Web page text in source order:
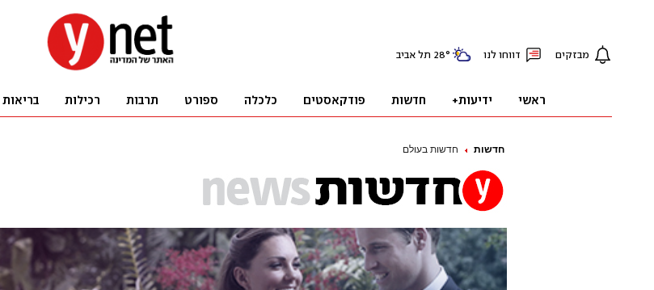
חדשות חדשות בעולם